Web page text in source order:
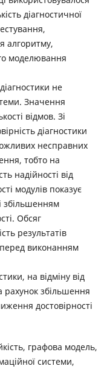
діагностичної
алгоритму,
моделювання
не
Значення
відмов. Зі
діагностики
несправних
тобто на
надійності від
модулів показує
збільшенням
Обсяг
результатів
виконанням
на відміну від
рахунок збільшення
достовірності
графова модель,
системи,